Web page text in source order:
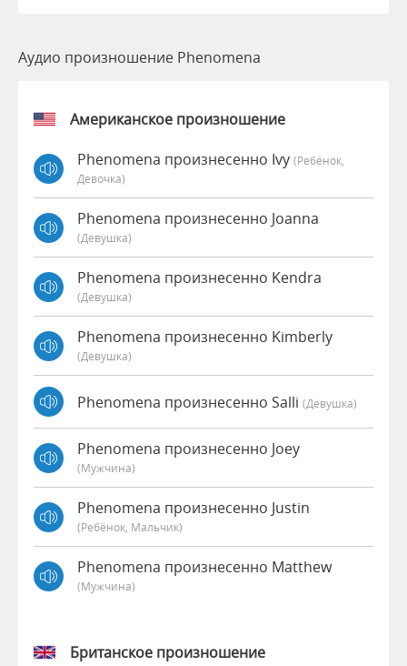
Аудио произношение Phenomena
Американское произношение
Phenomena произнесенно Ivy (Ребёнок,
Девочка)
Phenomena произнесенно Joanna
(девушка)
Phenomena произнесенно Kendra
(девушка)
Phenomena произнесенно Kimberly
(девушка)
Phenomena произнесенно Salli (девушка)
Phenomena произнесенно Joey
(мужчина)
Phenomena произнесенно Justin
(Ребёнок, Мальчик)
Phenomena произнесенно Matthew
(мужчина)
Британское произношение